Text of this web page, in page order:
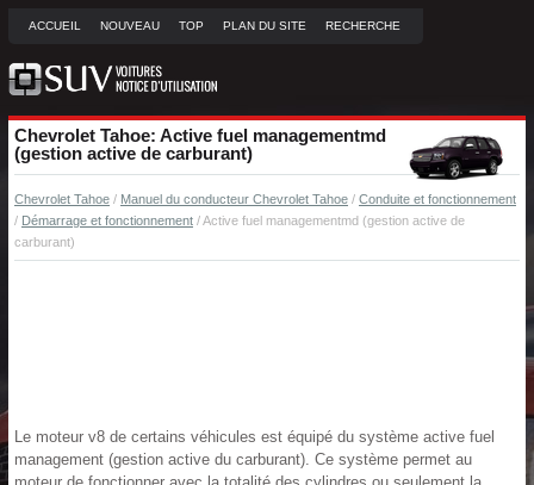
ACCUEIL NOUVEAU TOP PLAN DU SITE RECHERCHE
Chevrolet Tahoe: Active fuel managementmd
(gestion active de carburant)
Chevrolet Tahoe / Manuel du conducteur Chevrolet Tahoe / Conduite et fonctionnement
/ Démarrage et fonctionnement / Active fuel managementmd (gestion active de
carburant)
Le moteur v8 de certains véhicules est équipé du système active fuel
management (gestion active du carburant). Ce système permet au